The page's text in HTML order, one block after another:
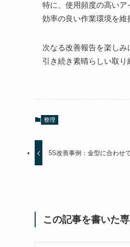
特に、使用頻度の高いア
効率の良い作業環境を維
次なる改善報告を楽しみ
引き続き素晴らしい取り
整理
5S改善事例：金型に合わせ
この記事を書いた